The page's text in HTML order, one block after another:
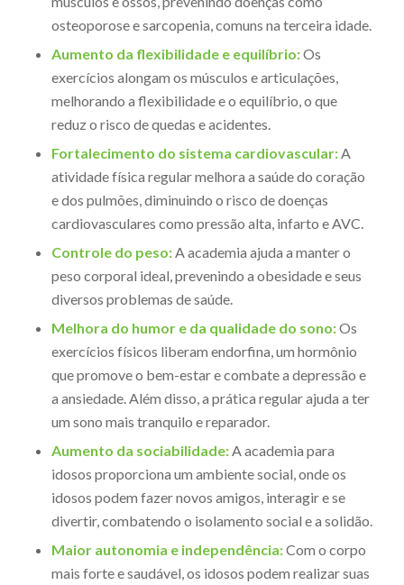
osteoporose e sarcopenia, comuns na terceira idade.
Aumento da flexibilidade e equilíbrio:Os
exercícios alongam os músculos e articulações,
melhorando a flexibilidade e o equilíbrio, o que
reduz o risco de quedas e acidentes.
Fortalecimento do sistema cardiovascular:A
atividade física regular melhora a saúde do coração
e dos pulmões, diminuindo o risco de doenças
cardiovasculares como pressão alta, infarto e AVC.
Controle do peso:A academia ajuda a manter o
peso corporal ideal, prevenindo a obesidade e seus
diversos problemas de saúde.
Melhora do humor e da qualidade do sono:Os
exercícios físicos liberam endorfina, um hormônio
que promove o bem-estar e combate a depressão e
a ansiedade. Além disso, a prática regular ajuda a ter
um sono mais tranquilo e reparador.
Aumento da sociabilidade:A academia para
idosos proporciona um ambiente social, onde os
idosos podem fazer novos amigos, interagir e se
divertir, combatendo o isolamento social e a solidão.
Maior autonomia e independência:Com o corpo
mais forte e saudável, os idosos podem realizar suas